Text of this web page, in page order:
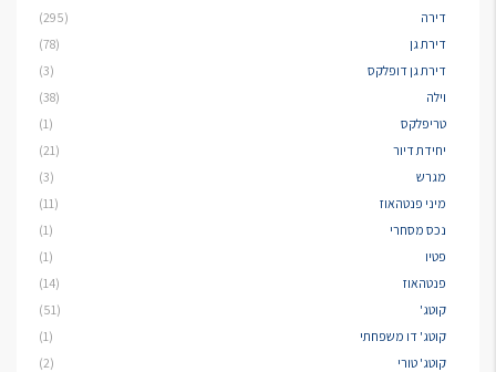
דירה
(295)
דירת גן
(78)
דירת גן דופלקס
(3)
וילה
(38)
טריפלקס
(1)
יחידת דיור
(21)
מגרש
(3)
מיני פנטהאוז
(11)
נכס מסחרי
(1)
פטיו
(1)
פנטהאוז
(14)
קוטג'
(51)
קוטג' דו משפחתי
(1)
קוטג' טורי
(2)